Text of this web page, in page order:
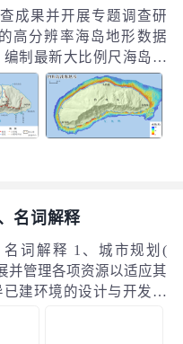
成果并开展专题调查研
高分辨率海岛地形数据
编制最新大比例尺海岛地
历史长期调查成果，采
式，开展岛陆地形地貌
区域覆盖钓鱼岛及其附
名词解释
名词解释 1、城市规划(
并管理各项资源以适应其
建环境的设计与开发。
实体特征。现代城市规
境因素对土地使用模式